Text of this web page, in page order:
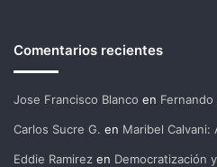
Comentarios recientes
Jose Francisco Blanco en
Carlos Sucre G. en Maribel Calvani:
Eddie Ramirez en Democratización